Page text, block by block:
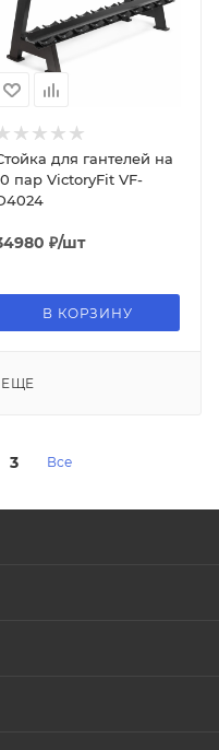
для гантелей на
пар VictoryFit VF-
₽/шт
В КОРЗИНУ
3 Все